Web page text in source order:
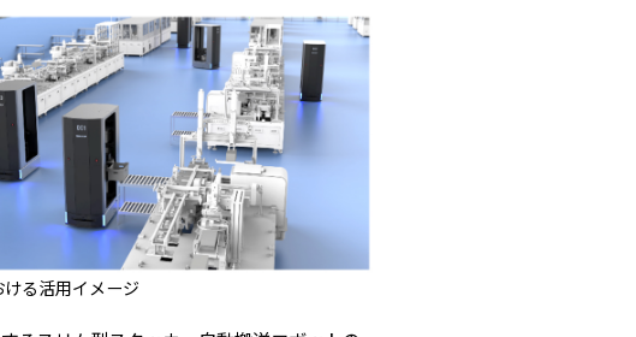
る活用イメージ